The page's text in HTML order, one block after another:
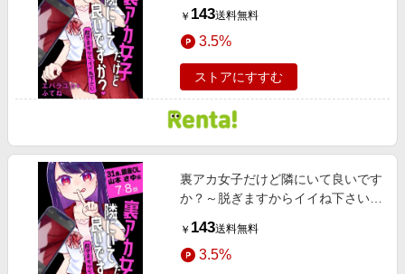
さゆ編 第9・10話
￥ 143送料無料
3.5%
ストアにすすむ
裏アカ女子だけど隣にいて良いです
か？～脱ぎますからイイね下さい～
さゆ編 第7・8話
￥ 143送料無料
3.5%